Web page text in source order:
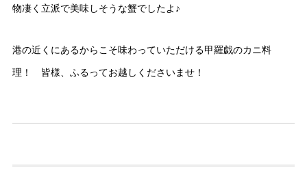
物凄く立派で美味しそうな蟹でしたよ♪
港の近くにあるからこそ味わっていただける甲羅戯のカニ料
理！ 皆様、ふるってお越しくださいませ！